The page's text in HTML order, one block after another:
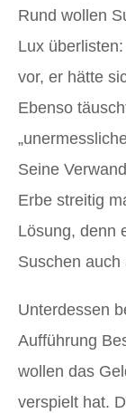
Rund wollen
Lux
vor, er hätte
Ebenso
Seine
Erbe streitig
Lösung, denn
Suschen auch
Unterdessen
Aufführung
wollen das
verspielt hat.